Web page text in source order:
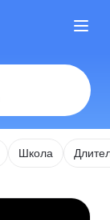
Школа